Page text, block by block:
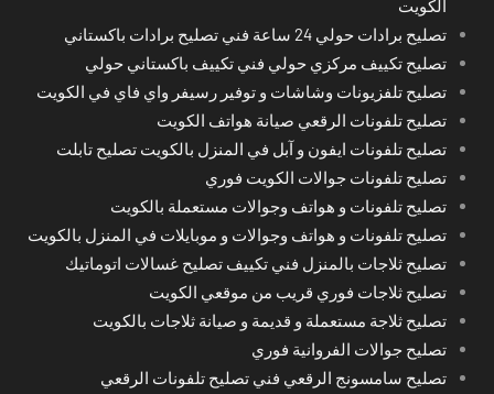
الكويت
تصليح برادات حولي 24 ساعة فني تصليح برادات باكستاني
تصليح تكييف مركزي حولي فني تكييف باكستاني حولي
تصليح تلفزيونات وشاشات و توفير رسيفر واي فاي في الكويت
تصليح تلفونات الرقعي صيانة هواتف الكويت
تصليح تلفونات ايفون و آبل في المنزل بالكويت تصليح تابلت
تصليح تلفونات جوالات الكويت فوري
تصليح تلفونات و هواتف وجوالات مستعملة بالكويت
تصليح تلفونات و هواتف وجوالات و موبايلات في المنزل بالكويت
تصليح ثلاجات بالمنزل فني تكييف تصليح غسالات اتوماتيك
تصليح ثلاجات فوري قريب من موقعي الكويت
تصليح ثلاجة مستعملة و قديمة و صيانة ثلاجات بالكويت
تصليح جوالات الفروانية فوري
تصليح سامسونج الرقعي فني تصليح تلفونات الرقعي